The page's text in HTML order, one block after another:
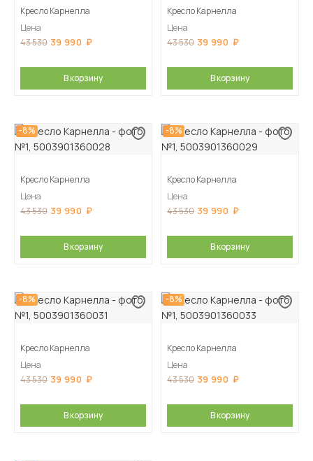
Кресло Карнелла
Цена
43 530 39 990
В корзину
Кресло Карнелла
Цена
43 530 39 990
В корзину
-8%
Кресло Карнелла
Цена
43 530 39 990
В корзину
-8%
Кресло Карнелла
Цена
43 530 39 990
В корзину
-8%
Кресло Карнелла
Цена
43 530 39 990
В корзину
-8%
Кресло Карнелла
Цена
43 530 39 990
В корзину